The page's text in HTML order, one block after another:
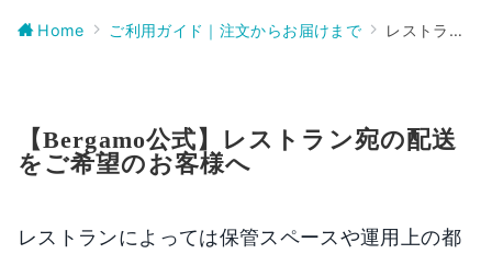
Home ご利用ガイド｜注文からお届けまで レストランへのお届けガイド
【Bergamo公式】レストラン宛の配送
をご希望のお客様へ
レストランによっては保管スペースや運用上の都